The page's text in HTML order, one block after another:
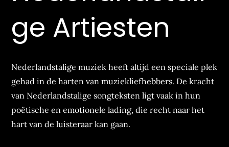
ge Artiesten
Nederlandstalige muziek heeft altijd een speciale plek
gehad in de harten van muziekliefhebbers. De kracht
van Nederlandstalige songteksten ligt vaak in hun
poëtische en emotionele lading, die recht naar het
hart van de luisteraar kan gaan.